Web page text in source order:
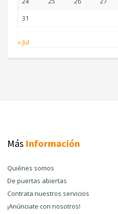
31
« Jul
Más Información
Quiénes somos
De puertas abiertas
Contrata nuestros servicios
¡Anúnciate con nosotros!